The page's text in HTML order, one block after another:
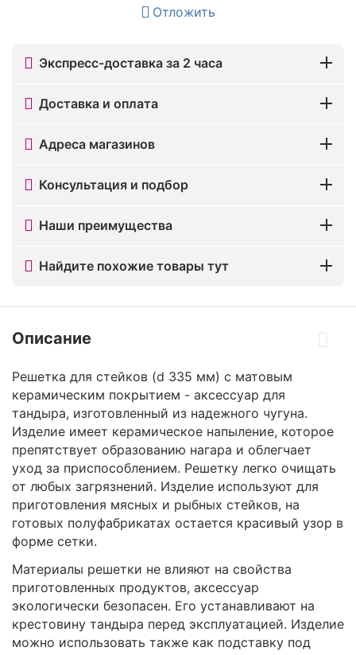
Отложить
Экспресс-доставка за 2 часа
Доставка и оплата
Адреса магазинов
Консультация и подбор
Наши преимущества
Найдите похожие товары тут
Описание
Решетка для стейков (d 335 мм) с матовым
керамическим покрытием - аксессуар для
тандыра, изготовленный из надежного чугуна.
Изделие имеет керамическое напыление, которое
препятствует образованию нагара и облегчает
уход за приспособлением. Решетку легко очищать
от любых загрязнений. Изделие используют для
приготовления мясных и рыбных стейков, на
готовых полуфабрикатах остается красивый узор в
форме сетки.
Материалы решетки не влияют на свойства
приготовленных продуктов, аксессуар
экологически безопасен. Его устанавливают на
крестовину тандыра перед эксплуатацией. Изделие
можно использовать также как подставку под